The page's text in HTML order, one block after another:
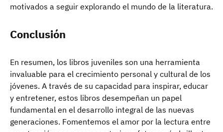
motivados a seguir explorando el mundo de la literatura.
Conclusión
En resumen, los libros juveniles son una herramienta
invaluable para el crecimiento personal y cultural de los
jóvenes. A través de su capacidad para inspirar, educar
y entretener, estos libros desempeñan un papel
fundamental en el desarrollo integral de las nuevas
generaciones. Fomentemos el amor por la lectura entre